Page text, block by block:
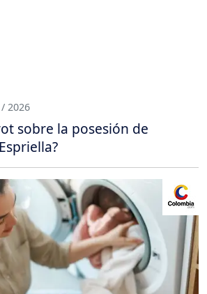
2026
sobre la posesión de